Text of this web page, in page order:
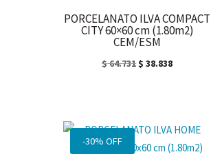
PORCELANATO ILVA COMPACT
CITY 60×60 cm (1.80m2)
CEM/ESM
$64.731 El
$ 64.731.
$ 38.838El
$ 38.838.
-30% OFF